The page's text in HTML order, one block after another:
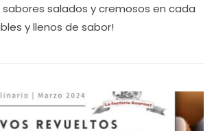
salados y cremosos en cada
y llenos de sabor!